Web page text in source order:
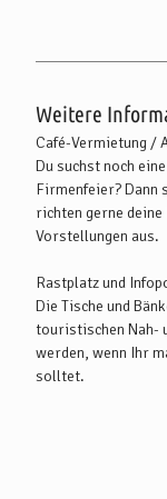
hier bis zum
ab in Richtung
Von Hamburg aus
Sittensen und
Elsdorf und biegt
Mit öffentlichen
metronom nehmen
Fahrrad sind es
Anreise mit
www.vnn.de
Weitere
Café-Vermietung /
Du suchst noch
Firmenfeier? Dann
richten gerne deine
Vorstellungen aus.
Rastplatz und
Die Tische und
touristischen Nah-
werden, wenn Ihr
solltet.